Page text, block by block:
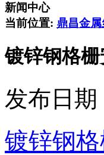
新闻中心
当前位置: 鼎昌金
镀锌钢格
发布日期
镀锌钢